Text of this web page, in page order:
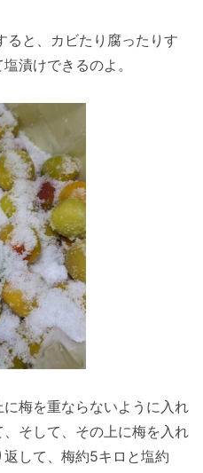
ると、カビたり腐ったりす
漬けできるのよ。
梅を重ならないように入れ
そして、その上に梅を入れ
して、梅約5キロと塩約